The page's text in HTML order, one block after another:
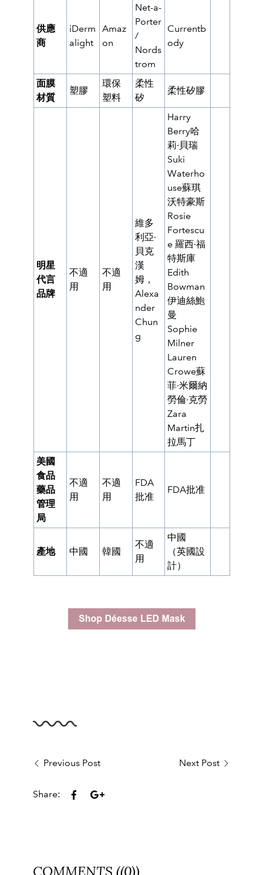
供應
商
iDerm
alight
Amaz
on
Net-a-
Porter
/
Nords
trom
Currentb
ody
面膜
材質
塑膠
環保
塑料
柔性
矽
柔性矽膠
明星
代言
品牌
不適
用
不適
用
維多
利亞·
貝克
漢
姆，
Alexa
nder
Chun
g
Harry
Berry哈
莉·貝瑞
Suki
Waterho
use蘇琪
沃特豪斯
Rosie
Fortescu
e 羅西·福
特斯庫
Edith
Bowman
伊迪絲鮑
曼
Sophie
Milner
Lauren
Crowe蘇
菲·米爾納
勞倫·克勞
Zara
Martin扎
拉馬丁
美國
食品
藥品
管理
局
不適
用
不適
用
FDA
批准
FDA批准
產地 中國 韓國
不適
用
中國
（英國設
計）
Previous Post Next Post
Share:
COMMENTS ((0))